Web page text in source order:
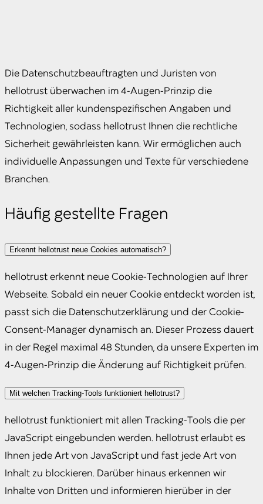
Die Datenschutzbeauftragten und Juristen von
hellotrust überwachen im 4-Augen-Prinzip die
Richtigkeit aller kundenspezifischen Angaben und
Technologien, sodass hellotrust Ihnen die rechtliche
Sicherheit gewährleisten kann. Wir ermöglichen auch
individuelle Anpassungen und Texte für verschiedene
Branchen.
Häufig gestellte Fragen
Erkennt hellotrust neue Cookies automatisch?
hellotrust erkennt neue Cookie-Technologien auf Ihrer
Webseite. Sobald ein neuer Cookie entdeckt worden ist,
passt sich die Datenschutzerklärung und der Cookie-
Consent-Manager dynamisch an. Dieser Prozess dauert
in der Regel maximal 48 Stunden, da unsere Experten im
4-Augen-Prinzip die Änderung auf Richtigkeit prüfen.
Mit welchen Tracking-Tools funktioniert hellotrust?
hellotrust funktioniert mit allen Tracking-Tools die per
JavaScript eingebunden werden. hellotrust erlaubt es
Ihnen jede Art von JavaScript und fast jede Art von
Inhalt zu blockieren. Darüber hinaus erkennen wir
Inhalte von Dritten und informieren hierüber in der